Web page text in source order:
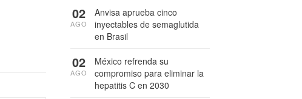
Anvisa aprueba cinco
inyectables de semaglutida
en Brasil
02
AGO
México refrenda su
compromiso para eliminar la
hepatitis C en 2030
02
AGO